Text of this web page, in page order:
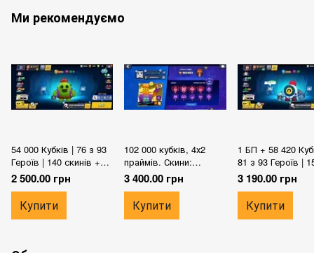
Ми рекомендуємо
54 000 Кубків | 76 з 93
Героїв | 140 скинів +
Платні | 10-11 СИЛ |
2 500.00 грн
Купити
102 000 кубків, 4х2
праймів. Скини:
Годзила баз, Техно
тара, уно честер, 40 -
11х сил
3 400.00 грн
Купити
1 БП + 58 420
81 з 93 Героїв |
скинів + Платні |
СИЛ |
3 190.00 грн
Купити